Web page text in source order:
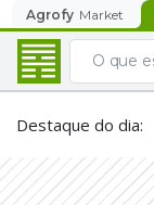
Agrofy Market
Destaque do dia: